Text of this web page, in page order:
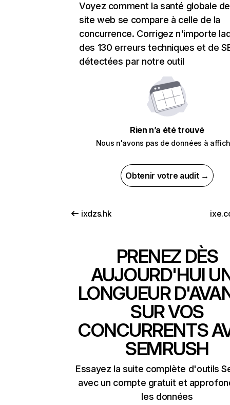
Voyez comment la santé globale
site web se compare à celle de la
concurrence. Corrigez n'importe
des 130 erreurs techniques et de
détectées par notre outil
Rien n’a été trouvé
Nous n'avons pas de données à
Obtenir votre audit →
ixdzs.hk
PRENEZ DÈS
AUJOURD'HUI
LONGUEUR
SUR VOS
CONCURRENTS
SEMRUSH
Essayez la suite complète d'outils
avec un compte gratuit et
les données